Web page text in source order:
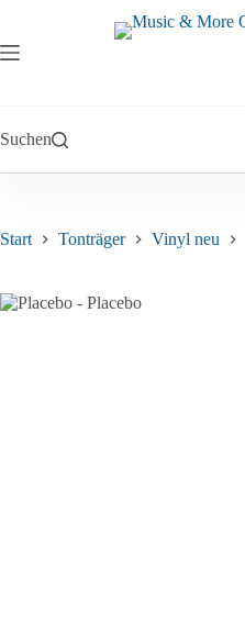
springen
Suchen
Start Tonträger Vinyl neu